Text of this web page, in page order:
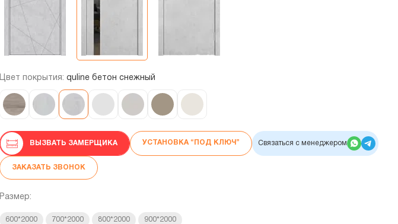
Цвет покрытия: quline бетон снежный
ВЫЗВАТЬ ЗАМЕРЩИКА УСТАНОВКА “ПОД КЛЮЧ” Связаться с менеджером
ЗАКАЗАТЬ ЗВОНОК
Размер:
600*2000 700*2000 800*2000 900*2000